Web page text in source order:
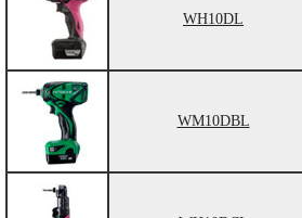
WH10DL
WM10DBL